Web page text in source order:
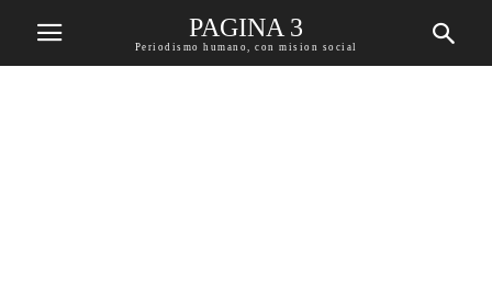
PAGINA 3
Periodismo humano, con mision social